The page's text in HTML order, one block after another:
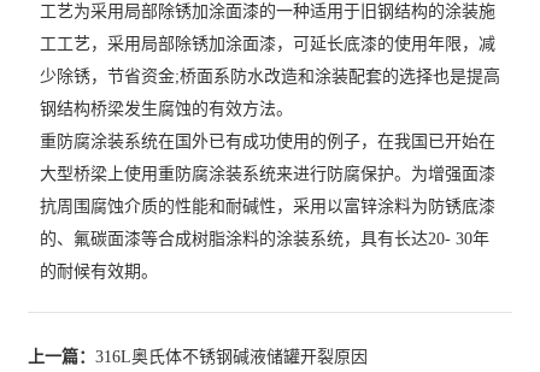
工艺为采用局部除锈加涂面漆的一种适用于旧钢结构的涂装施
工工艺，采用局部除锈加涂面漆，可延长底漆的使用年限，减
少除锈，节省资金;桥面系防水改造和涂装配套的选择也是提高
钢结构桥梁发生腐蚀的有效方法。
重防腐涂装系统在国外已有成功使用的例子，在我国已开始在
大型桥梁上使用重防腐涂装系统来进行防腐保护。为增强面漆
抗周围腐蚀介质的性能和耐碱性，采用以富锌涂料为防锈底漆
的、氟碳面漆等合成树脂涂料的涂装系统，具有长达20- 30年
的耐候有效期。
上一篇： 316L奥氏体不锈钢碱液储罐开裂原因